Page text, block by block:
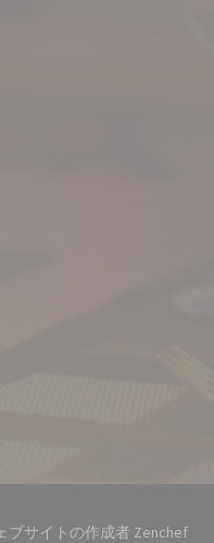
ブサイトの作成者 Zenchef((